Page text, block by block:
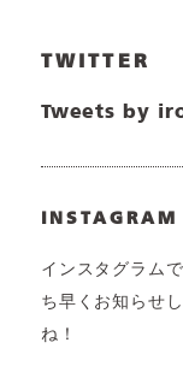
TWITTER
Tweets by
INSTAGRAM
インスタグラム
ち早くお知らせ
ね！